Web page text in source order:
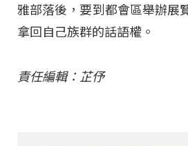
雅部落後，要到都會區舉辦展
拿回自己族群的話語權。
責任編輯：芷伃